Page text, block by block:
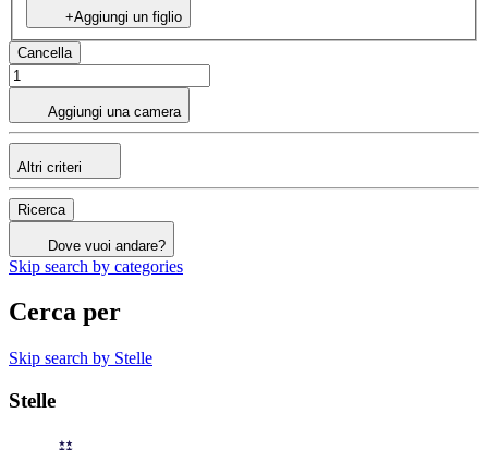
+Aggiungi un figlio
Cancella
Aggiungi una camera
Altri criteri
Ricerca
Dove vuoi andare?
Skip search by categories
Cerca per
Skip search by Stelle
Stelle